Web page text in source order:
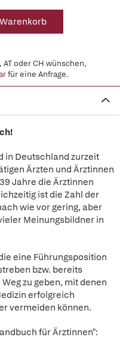
oder CH wünschen,
für eine Anfrage.
in Deutschland zurzeit
Ärzten und Ärztinnen
Jahre die Ärztinnen
ist die Zahl der
wie vor gering, aber
Meinungsbildner in
eine Führungsposition
bzw. bereits
zu geben, mit denen
erfolgreich
vermeiden können.
für Ärztinnen":